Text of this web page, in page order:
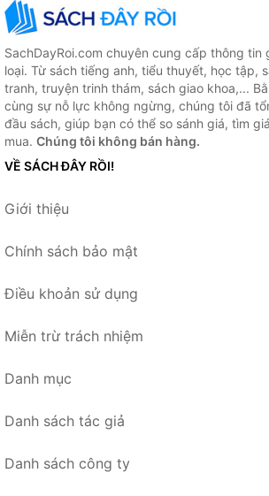
SachDayRoi.com chuyên cung cấp thông tin
loại. Từ sách tiếng anh, tiểu thuyết, học tập,
tranh, truyện trinh thám, sách giao khoa,...
cùng sự nỗ lực không ngừng, chúng tôi đã
đầu sách, giúp bạn có thể so sánh giá, tìm
mua. Chúng tôi không bán hàng.
VỀ SÁCH ĐÂY RỒI!
Giới thiệu
Chính sách bảo mật
Điều khoản sử dụng
Miễn trừ trách nhiệm
Danh mục
Danh sách tác giả
Danh sách công ty